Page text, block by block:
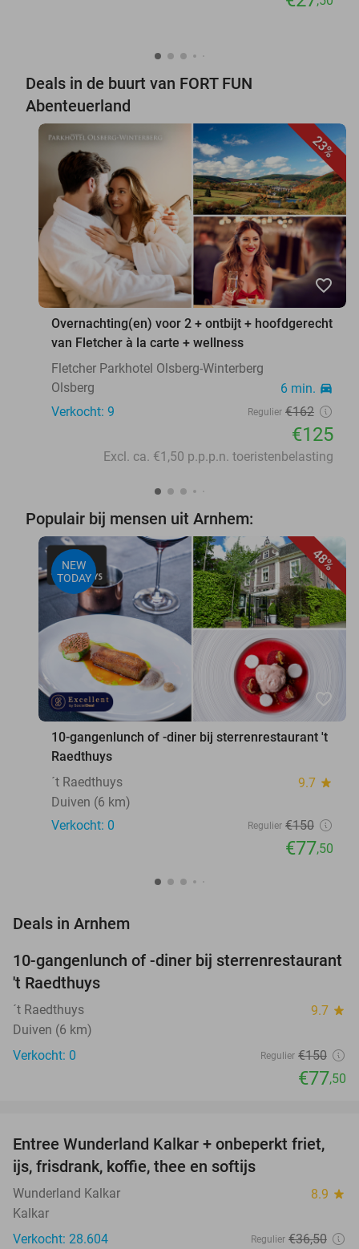
Deals in de buurt van FORT FUN
Abenteuerland
23%
favorite_border
Overnachting(en) voor 2 + ontbijt + hoofdgerecht
van Fletcher à la carte + wellness
Fletcher Parkhotel Olsberg-Winterberg
Olsberg
6 min. directions_car
Verkocht: 9 Regulier €162
€125
Excl. ca. €1,50 p.p.p.n. toeristenbelasting
Populair bij mensen uit Arnhem:
48%
NEW
TODAY
favorite_border
10-gangenlunch of -diner bij sterrenrestaurant 't
Raedthuys
´t Raedthuys
9.7 star
Duiven (6 km)
Verkocht: 0
Regulier €150
€77,50
Deals in Arnhem
48%
NEW
TODAY
10-gangenlunch of -diner bij sterrenrestaurant
't Raedthuys
´t Raedthuys 9.7 star
Duiven (6 km)
Verkocht: 0
Regulier €150
€77,50
32%
Entree Wunderland Kalkar + onbeperkt friet,
ijs, frisdrank, koffie, thee en softijs
Wunderland Kalkar 8.9 star
Kalkar
Verkocht: 28.604
Regulier €36,50